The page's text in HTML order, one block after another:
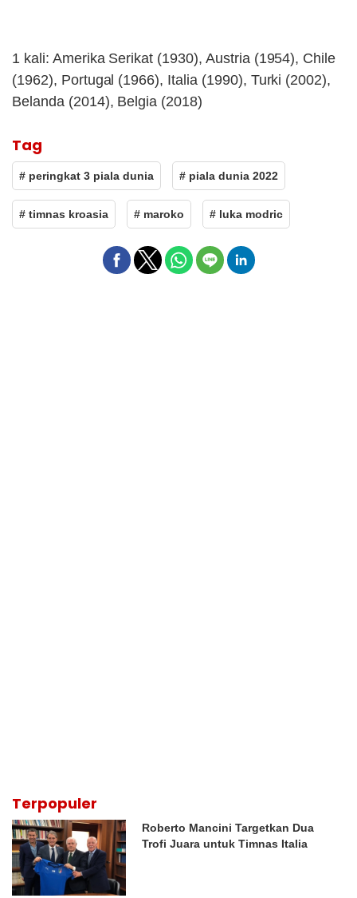
1 kali: Amerika Serikat (1930), Austria (1954), Chile
(1962), Portugal (1966), Italia (1990), Turki (2002),
Belanda (2014), Belgia (2018)
Tag
# peringkat 3 piala dunia # piala dunia 2022
# timnas kroasia # maroko # luka modric
Terpopuler
Roberto Mancini Targetkan Dua
Trofi Juara untuk Timnas Italia